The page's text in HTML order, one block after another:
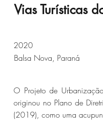
Vias Turísticas
2020
Balsa Nova, Paraná
O Projeto de
originou no Plano de
(2019), como uma